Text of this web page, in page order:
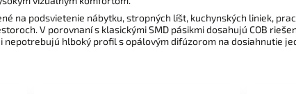
na podsvietenie nábytku, stropných líšt, kuchynských liniek,
V porovnaní s klasickými SMD pásikmi dosahujú COB
nepotrebujú hlboký profil s opálovým difúzorom na dosiahnutie